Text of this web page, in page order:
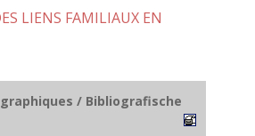
LIENS FAMILIAUX EN
/ Bibliografische